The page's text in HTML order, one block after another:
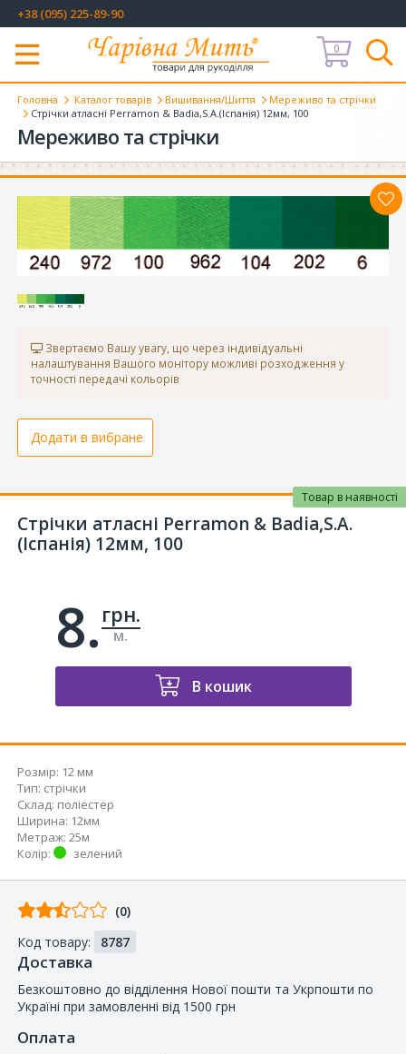
+38 (095) 225-89-90
Меню
0
Головна Каталог товарів Вишивання/Шиття
Мереживо та стрічки
Стрічки атласні Perramon & Badia,S.A.(Іспанія) 12мм, 100
Мереживо та стрічки
Звертаємо Вашу увагу, що через індивідуальні
налаштування Вашого монітору можливі розходження у
точності передачі кольорів
Додати в вибране
Стрічки атласні Perramon & Badia,S.A.
(Іспанія) 12мм, 100
Товар в наявності
8. грн.
м.
В кошик
Розмір: 12 мм
Тип: стрічки
Склад: поліестер
Ширина: 12мм
Метраж: 25м
Колір: зелений
Відгуків
покупців
(0)
Код товару:
8787
Доставка
Безкоштовно до відділення Нової пошти та Укрпошти по
Україні при замовленні від 1500 грн
Оплата